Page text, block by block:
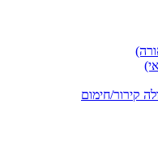
קירור/חימום